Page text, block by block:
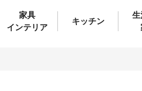
家具
インテリア
キッチン
生